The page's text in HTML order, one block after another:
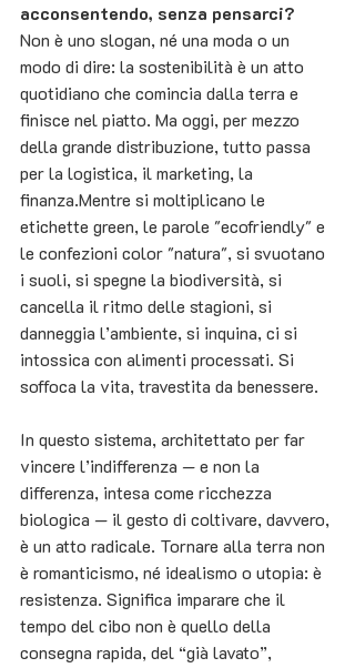
acconsentendo, senza pensarci?
Non è uno slogan, né una moda o un
modo di dire: la sostenibilità è un atto
quotidiano che comincia dalla terra e
finisce nel piatto. Ma oggi, per mezzo
della grande distribuzione, tutto passa
per la logistica, il marketing, la
finanza.Mentre si moltiplicano le
etichette green, le parole "ecofriendly" e
le confezioni color "natura", si svuotano
i suoli, si spegne la biodiversità, si
cancella il ritmo delle stagioni, si
danneggia l’ambiente, si inquina, ci si
intossica con alimenti processati. Si
soffoca la vita, travestita da benessere.
In questo sistema, architettato per far
vincere l’indifferenza — e non la
differenza, intesa come ricchezza
biologica — il gesto di coltivare, davvero,
è un atto radicale. Tornare alla terra non
è romanticismo, né idealismo o utopia: è
resistenza. Significa imparare che il
tempo del cibo non è quello della
consegna rapida, del “già lavato”,